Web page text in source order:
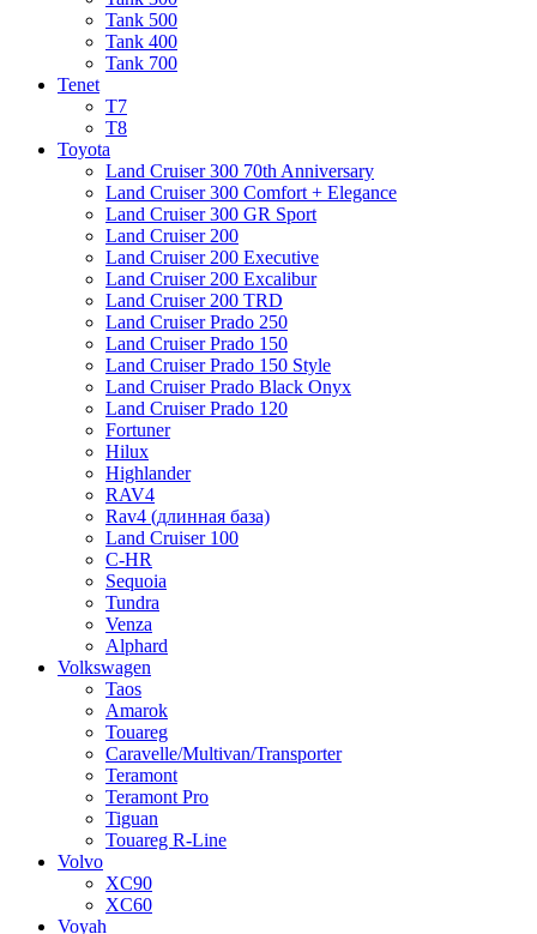
Tank 500
Tank 400
Tank 700
Tenet
T7
T8
Toyota
Land Cruiser 300 70th Anniversary
Land Cruiser 300 Comfort + Elegance
Land Cruiser 300 GR Sport
Land Cruiser 200
Land Cruiser 200 Executive
Land Cruiser 200 Excalibur
Land Cruiser 200 TRD
Land Cruiser Prado 250
Land Cruiser Prado 150
Land Cruiser Prado 150 Style
Land Cruiser Prado Black Onyx
Land Cruiser Prado 120
Fortuner
Hilux
Highlander
RAV4
Rav4 (длинная база)
Land Cruiser 100
C-HR
Sequoia
Tundra
Venza
Alphard
Volkswagen
Taos
Amarok
Touareg
Caravelle/Multivan/Transporter
Teramont
Teramont Pro
Tiguan
Touareg R-Line
Volvo
XC90
XC60
Voyah